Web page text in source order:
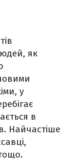
як
у
в
Найчастіше